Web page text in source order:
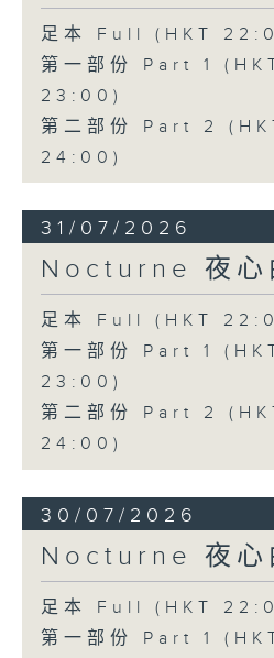
足本 Full (HKT
第一部份 Part 1
23:00)
第二部份 Part 2
24:00)
31/07/2026
Nocturne 夜心
足本 Full (HKT
第一部份 Part 1
23:00)
第二部份 Part 2
24:00)
30/07/2026
Nocturne 夜心
足本 Full (HKT
第一部份 Part 1